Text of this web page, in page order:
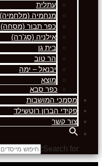
עתלית
מנחמיה (מלחמיה)
כפר תבור (מסחה)
אילניה (סג'רה)
בית גן
הר טוב
יבנאל – ימה
מוצא
כפר סבא
מסמכי המושבות
פקידי הברון רוטשילד
צור קשר
Search for: